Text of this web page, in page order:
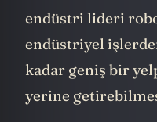
biri, 20 serbestlik
endüstri lideri
endüstriyel
kadar geniş bir